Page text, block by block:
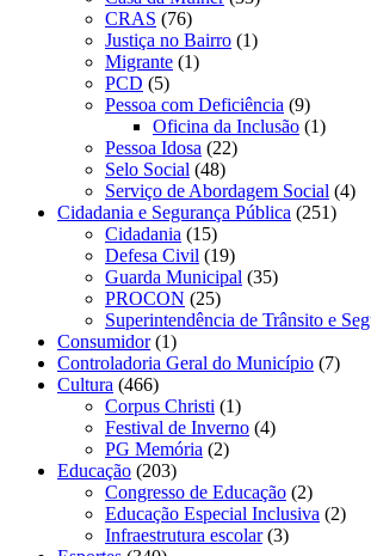
CRAS (76)
Justiça no Bairro (1)
Migrante (1)
PCD (5)
Pessoa com Deficiência (9)
Oficina da Inclusão (1)
Pessoa Idosa (22)
Selo Social (48)
Serviço de Abordagem Social (4)
Cidadania e Segurança Pública (251)
Cidadania (15)
Defesa Civil (19)
Guarda Municipal (35)
PROCON (25)
Superintendência de Trânsito e
Consumidor(1)
Controladoria Geral do Município (7)
Cultura (466)
Corpus Christi (1)
Festival de Inverno (4)
PG Memória (2)
Educação (203)
Congresso de Educação (2)
Educação Especial Inclusiva (2)
Infraestrutura escolar(3)